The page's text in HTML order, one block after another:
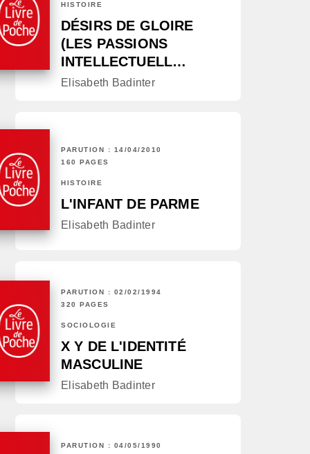
HISTOIRE
DÉSIRS DE GLOIRE
(LES PASSIONS
INTELLECTUELL…
Elisabeth Badinter
PARUTION : 14/04/2010
160 PAGES
HISTOIRE
L'INFANT DE PARME
Elisabeth Badinter
PARUTION : 02/02/1994
320 PAGES
SOCIOLOGIE
X Y DE L'IDENTITÉ
MASCULINE
Elisabeth Badinter
PARUTION : 04/05/1990